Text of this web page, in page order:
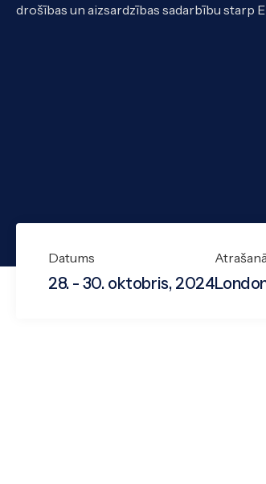
drošības un aizsardzības sadarbību starp
Datums
28. - 30. oktobris, 2024